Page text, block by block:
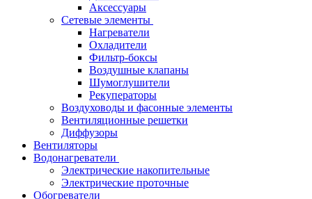
Аксессуары
Сетевые элементы
Нагреватели
Охладители
Фильтр-боксы
Воздушные клапаны
Шумоглушители
Рекуператоры
Воздуховоды и фасонные элементы
Вентиляционные решетки
Диффузоры
Вентиляторы
Водонагреватели
Электрические накопительные
Электрические проточные
Обогреватели